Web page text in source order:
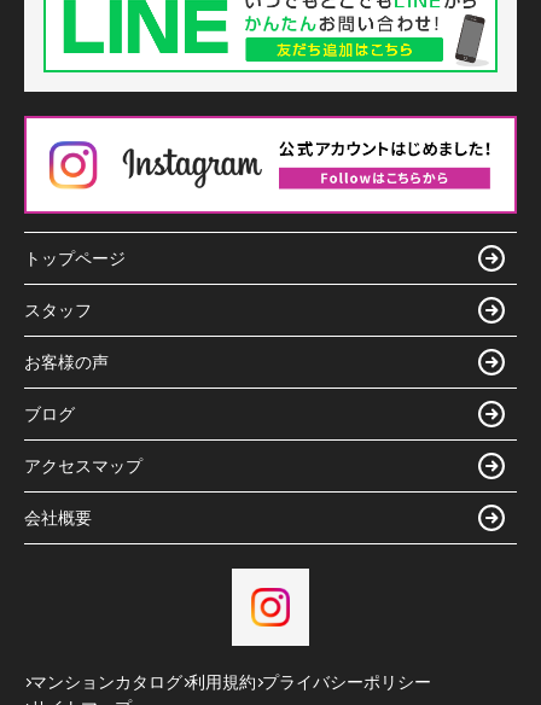
トップページ
スタッフ
お客様の声
ブログ
アクセスマップ
会社概要
マンションカタログ 利用規約 プライバシーポリシー